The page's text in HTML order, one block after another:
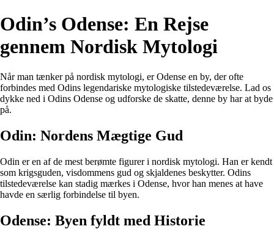
Odin’s Odense: En Rejse
gennem Nordisk Mytologi
Når man tænker på nordisk mytologi, er Odense en by, der ofte
forbindes med Odins legendariske mytologiske tilstedeværelse. Lad os
dykke ned i Odins Odense og udforske de skatte, denne by har at byde
på.
Odin: Nordens Mægtige Gud
Odin er en af de mest berømte figurer i nordisk mytologi. Han er kendt
som krigsguden, visdommens gud og skjaldenes beskytter. Odins
tilstedeværelse kan stadig mærkes i Odense, hvor han menes at have
havde en særlig forbindelse til byen.
Odense: Byen fyldt med Historie